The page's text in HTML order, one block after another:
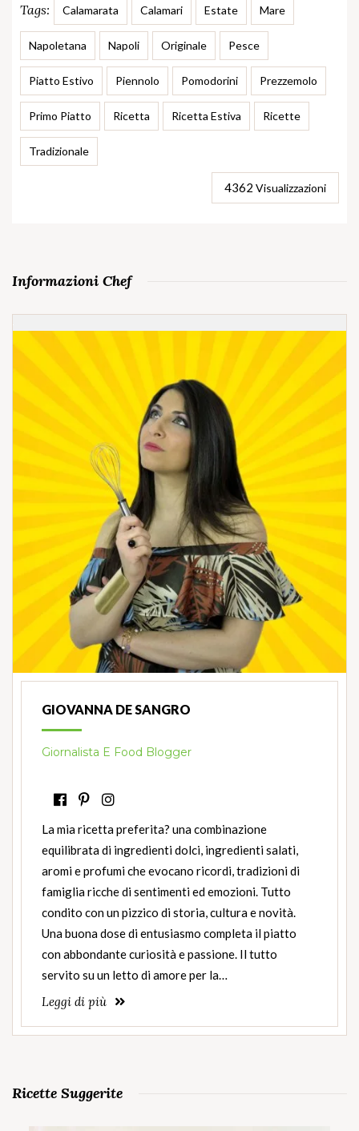
Tags: Calamarata Calamari Estate Mare
Napoletana Napoli Originale Pesce
Piatto Estivo Piennolo Pomodorini Prezzemolo
Primo Piatto Ricetta Ricetta Estiva Ricette
Tradizionale
4362 Visualizzazioni
Informazioni Chef
GIOVANNA DE SANGRO
Giornalista E Food Blogger
La mia ricetta preferita? una combinazione
equilibrata di ingredienti dolci, ingredienti salati,
aromi e profumi che evocano ricordi, tradizioni di
famiglia ricche di sentimenti ed emozioni. Tutto
condito con un pizzico di storia, cultura e novità.
Una buona dose di entusiasmo completa il piatto
con abbondante curiosità e passione. Il tutto
servito su un letto di amore per la…
Leggi di più
Ricette Suggerite